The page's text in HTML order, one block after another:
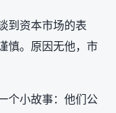
到资本市场的表
慎。原因无他，市
个小故事：他们公